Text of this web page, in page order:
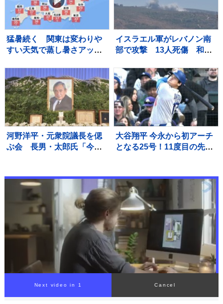
猛暑続く 関東は変わりや
すい天気で蒸し暑さアッ
イスラエル軍がレバノン南
部で攻撃 13人死傷 和平
河野洋平・元衆院議長を偲
ぶ会 長男・太郎氏「今年
生は良い人生だったなと」
大谷翔平 今永から初アーチ
となる25号！11度目の先頭
と2本